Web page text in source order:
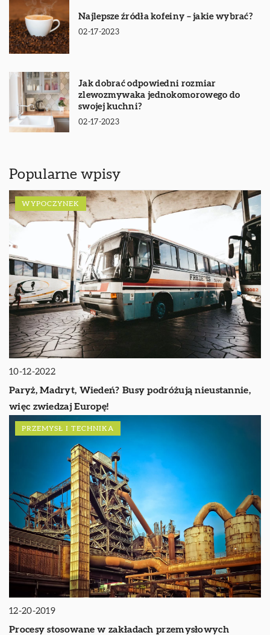
Najlepsze źródła kofeiny – jakie wybrać?
02-17-2023
Jak dobrać odpowiedni rozmiar
zlewozmywaka jednokomorowego do
swojej kuchni?
02-17-2023
Popularne wpisy
WYPOCZYNEK
10-12-2022
Paryż, Madryt, Wiedeń? Busy podróżują nieustannie,
więc zwiedzaj Europę!
PRZEMYSŁ I TECHNIKA
12-20-2019
Procesy stosowane w zakładach przemysłowych